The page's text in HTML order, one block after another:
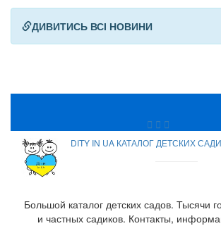
ДИВИТИСЬ ВСІ НОВИНИ
DITY IN UA КАТАЛОГ ДЕТСКИХ
Большой каталог детских садов. Тысячи
и частных садиков. Контакты,